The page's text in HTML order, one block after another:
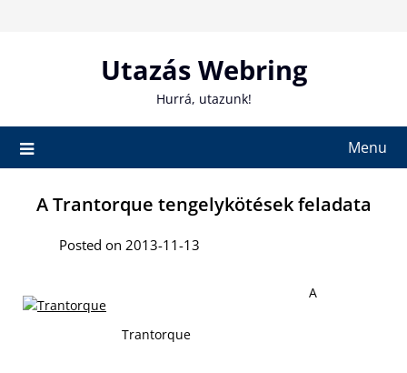
Utazás Webring
Hurrá, utazunk!
Menu
A Trantorque tengelykötések feladata
Posted on 2013-11-13
Trantorque
A